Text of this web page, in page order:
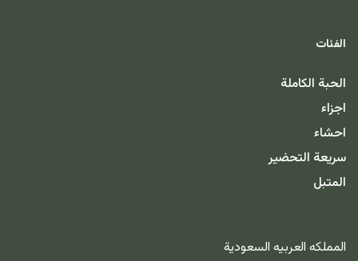
الفئات
الحبة الكاملة
اجزاء
احشاء
سريعة التحضير
المتبل
المملكه العربيه السعودية